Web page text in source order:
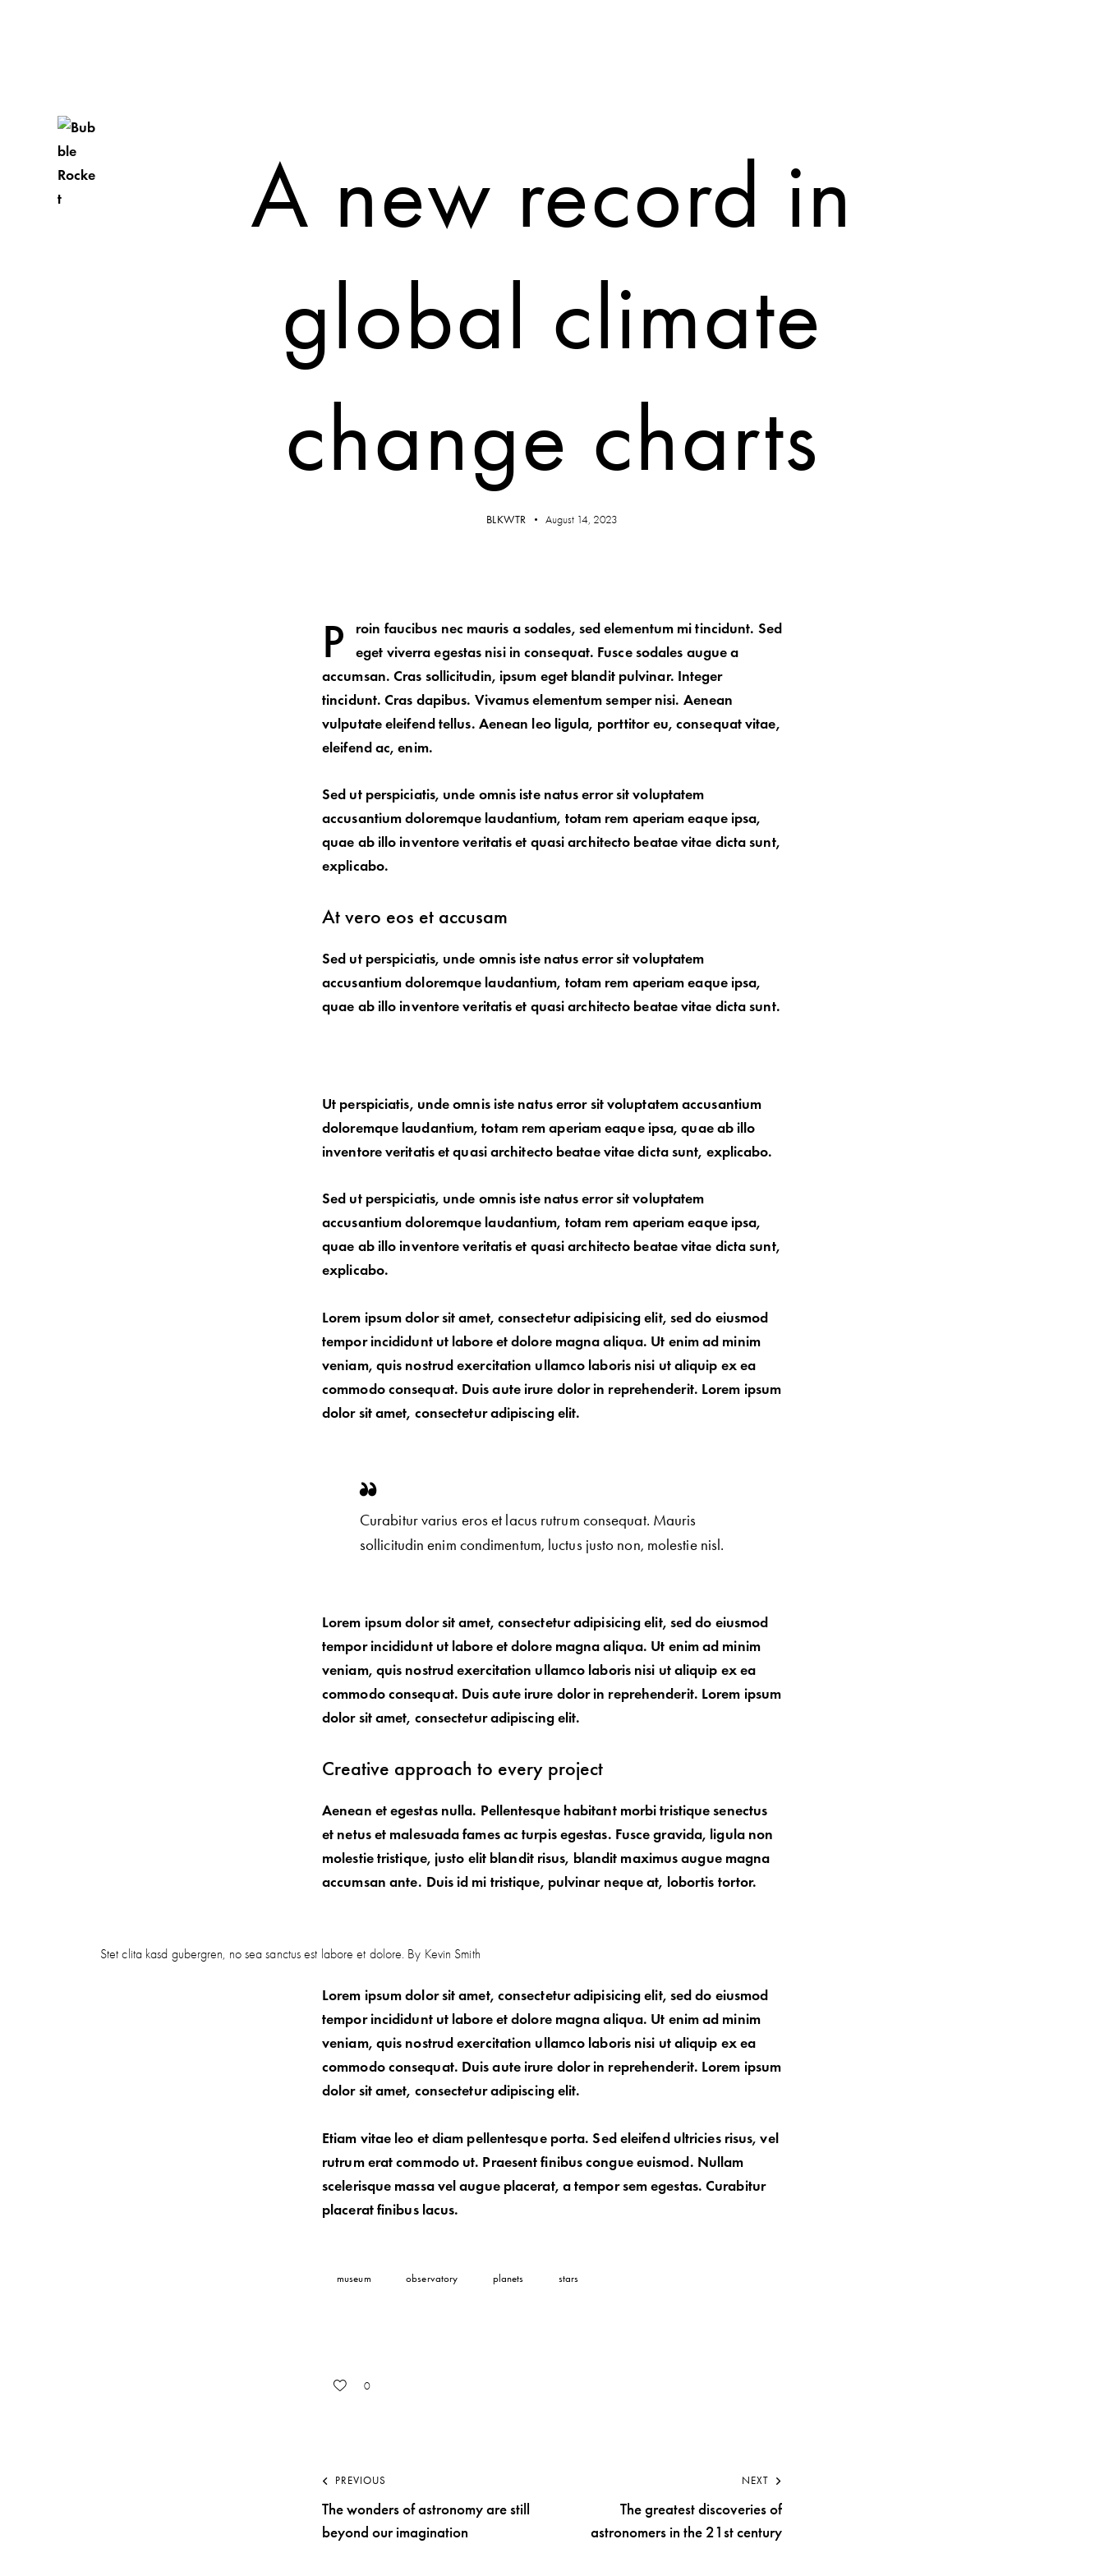
A new record in
global climate
change charts
BLKWTR August 14, 2023
P
roin faucibus nec mauris a sodales, sed elementum mi tincidunt. Sed
eget viverra egestas nisi in consequat. Fusce sodales augue a
accumsan. Cras sollicitudin, ipsum eget blandit pulvinar. Integer
tincidunt. Cras dapibus. Vivamus elementum semper nisi. Aenean
vulputate eleifend tellus. Aenean leo ligula, porttitor eu, consequat vitae,
eleifend ac, enim.
Sed ut perspiciatis, unde omnis iste natus error sit voluptatem
accusantium doloremque laudantium, totam rem aperiam eaque ipsa,
quae ab illo inventore veritatis et quasi architecto beatae vitae dicta sunt,
explicabo.
At vero eos et accusam
Sed ut perspiciatis, unde omnis iste natus error sit voluptatem
accusantium doloremque laudantium, totam rem aperiam eaque ipsa,
quae ab illo inventore veritatis et quasi architecto beatae vitae dicta sunt.
Ut perspiciatis, unde omnis iste natus error sit voluptatem accusantium
doloremque laudantium, totam rem aperiam eaque ipsa, quae ab illo
inventore veritatis et quasi architecto beatae vitae dicta sunt, explicabo.
Sed ut perspiciatis, unde omnis iste natus error sit voluptatem
accusantium doloremque laudantium, totam rem aperiam eaque ipsa,
quae ab illo inventore veritatis et quasi architecto beatae vitae dicta sunt,
explicabo.
Lorem ipsum dolor sit amet, consectetur adipisicing elit, sed do eiusmod
tempor incididunt ut labore et dolore magna aliqua. Ut enim ad minim
veniam, quis nostrud exercitation ullamco laboris nisi ut aliquip ex ea
commodo consequat. Duis aute irure dolor in reprehenderit. Lorem ipsum
dolor sit amet, consectetur adipiscing elit.
Curabitur varius eros et lacus rutrum consequat. Mauris
sollicitudin enim condimentum, luctus justo non, molestie nisl.
Lorem ipsum dolor sit amet, consectetur adipisicing elit, sed do eiusmod
tempor incididunt ut labore et dolore magna aliqua. Ut enim ad minim
veniam, quis nostrud exercitation ullamco laboris nisi ut aliquip ex ea
commodo consequat. Duis aute irure dolor in reprehenderit. Lorem ipsum
dolor sit amet, consectetur adipiscing elit.
Creative approach to every project
Aenean et egestas nulla. Pellentesque habitant morbi tristique senectus
et netus et malesuada fames ac turpis egestas. Fusce gravida, ligula non
molestie tristique, justo elit blandit risus, blandit maximus augue magna
accumsan ante. Duis id mi tristique, pulvinar neque at, lobortis tortor.
Stet clita kasd gubergren, no sea sanctus est labore et dolore. By Kevin Smith
Lorem ipsum dolor sit amet, consectetur adipisicing elit, sed do eiusmod
tempor incididunt ut labore et dolore magna aliqua. Ut enim ad minim
veniam, quis nostrud exercitation ullamco laboris nisi ut aliquip ex ea
commodo consequat. Duis aute irure dolor in reprehenderit. Lorem ipsum
dolor sit amet, consectetur adipiscing elit.
Etiam vitae leo et diam pellentesque porta. Sed eleifend ultricies risus, vel
rutrum erat commodo ut. Praesent finibus congue euismod. Nullam
scelerisque massa vel augue placerat, a tempor sem egestas. Curabitur
placerat finibus lacus.
museum observatory planets stars
0
PREVIOUS
The wonders of astronomy are still
beyond our imagination
NEXT
The greatest discoveries of
astronomers in the 21st century